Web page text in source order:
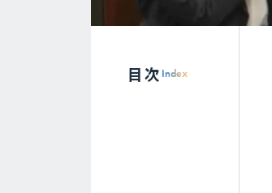
目次 Index